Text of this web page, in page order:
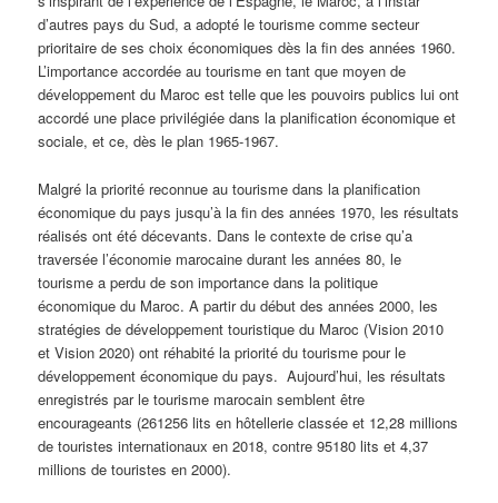
d’autres pays du Sud, a adopté le tourisme comme secteur
prioritaire de ses choix économiques dès la fin des années 1960.
L’importance accordée au tourisme en tant que moyen de
développement du Maroc est telle que les pouvoirs publics lui ont
accordé une place privilégiée dans la planification économique et
sociale, et ce, dès le plan 1965-1967.
Malgré la priorité reconnue au tourisme dans la planification
économique du pays jusqu’à la fin des années 1970, les résultats
réalisés ont été décevants. Dans le contexte de crise qu’a
traversée l’économie marocaine durant les années 80, le
tourisme a perdu de son importance dans la politique
économique du Maroc. A partir du début des années 2000, les
stratégies de développement touristique du Maroc (Vision 2010
et Vision 2020) ont réhabité la priorité du tourisme pour le
développement économique du pays. Aujourd’hui, les résultats
enregistrés par le tourisme marocain semblent être
encourageants (261256 lits en hôtellerie classée et 12,28 millions
de touristes internationaux en 2018, contre 95180 lits et 4,37
millions de touristes en 2000).